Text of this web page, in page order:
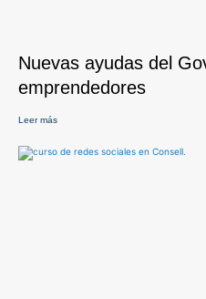
Nuevas ayudas del
emprendedores
Leer más